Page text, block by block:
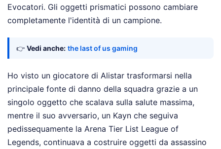
Evocatori. Gli oggetti prismatici possono cambiare
completamente l'identità di un campione.
👉 Vedi anche: the last of us gaming
Ho visto un giocatore di Alistar trasformarsi nella
principale fonte di danno della squadra grazie a un
singolo oggetto che scalava sulla salute massima,
mentre il suo avversario, un Kayn che seguiva
pedissequamente la Arena Tier List League of
Legends, continuava a costruire oggetti da assassino